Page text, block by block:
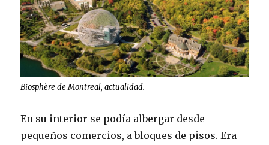
Biosphère de Montreal, actualidad.
En su interior se podía albergar desde
pequeños comercios, a bloques de pisos. Era